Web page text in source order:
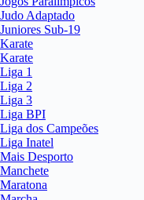
Judo Adaptado
Juniores Sub-19
Karate
Karate
Liga 1
Liga 2
Liga 3
Liga BPI
Liga dos Campeões
Liga Inatel
Mais Desporto
Manchete
Maratona